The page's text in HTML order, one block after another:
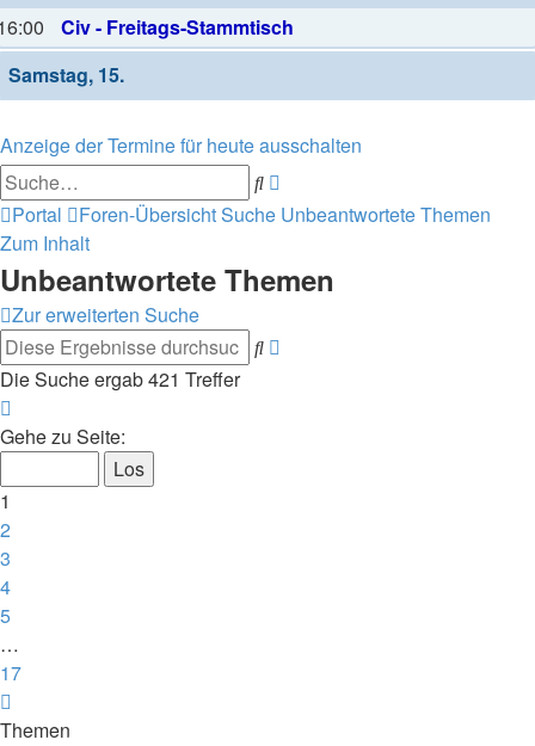
Civ - Freitags-Stammtisch
Samstag, 15.
Anzeige der Termine für heute ausschalten
Suche
Suche
Portal Foren-ÜbersichtSuche Unbeantwortete Themen
Zum Inhalt
Unbeantwortete Themen
Zur erweiterten Suche
Suche
Die Suche ergab 421 Treffer
1
17
Gehe zu Seite:
1
2
3
4
5
…
17
Themen